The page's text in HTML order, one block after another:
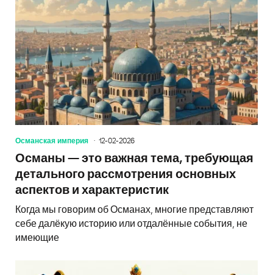
Османская империя 12-02-2026
Османы — это важная тема, требующая
детального рассмотрения основных
аспектов и характеристик
Когда мы говорим об Османах, многие представляют
себе далёкую историю или отдалённые события, не
имеющие